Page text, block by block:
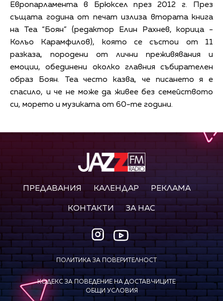
Европарламента в Брюксел през 2012 г. През
същата година от печат излиза втората книга
на Теа “Боян” (редактор Елин Рахнев, корица -
Колъо Карамфилов), която се състои от 11
разказа, породени от лични преживявания и
емоции, обединени околко главния събирателен
образ Боян. Теа често казва, че писането я е
спасило, и че не може да живее без семейството
си, морето и музиката от 60-те години.
ПРЕДАВАНИЯ КАЛЕНДАР РЕКЛАМА
КОНТАКТИ ЗА НАС
ПОЛИТИКА ЗА ПОВЕРИТЕЛНОСТ
КОДЕКС ЗА ПОВЕДЕНИЕ НА ДОСТАВЧИЦИТЕ
ОБЩИ УСЛОВИЯ